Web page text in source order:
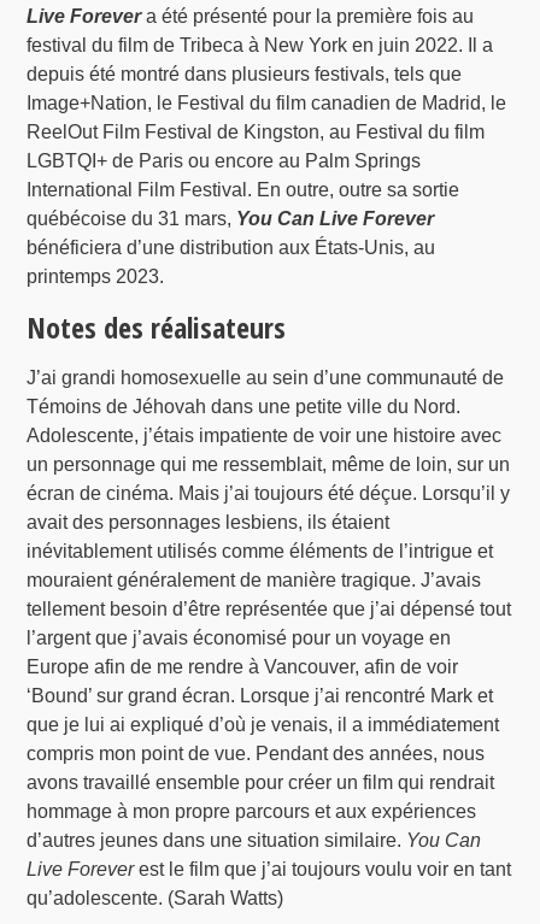
Live Forevera été présenté pour la première fois au
festival du film de Tribeca à New York en juin 2022. Il a
depuis été montré dans plusieurs festivals, tels que
Image+Nation, le Festival du film canadien de Madrid, le
ReelOut Film Festival de Kingston, au Festival du film
LGBTQI+ de Paris ou encore au Palm Springs
International Film Festival. En outre, outre sa sortie
québécoise du 31 mars, You Can Live Forever
bénéficiera d’une distribution aux États-Unis, au
printemps 2023.
Notes des réalisateurs
J’ai grandi homosexuelle au sein d’une communauté de
Témoins de Jéhovah dans une petite ville du Nord.
Adolescente, j’étais impatiente de voir une histoire avec
un personnage qui me ressemblait, même de loin, sur un
écran de cinéma. Mais j’ai toujours été déçue. Lorsqu’il y
avait des personnages lesbiens, ils étaient
inévitablement utilisés comme éléments de l’intrigue et
mouraient généralement de manière tragique. J’avais
tellement besoin d’être représentée que j’ai dépensé tout
l’argent que j’avais économisé pour un voyage en
Europe afin de me rendre à Vancouver, afin de voir
‘Bound’ sur grand écran. Lorsque j’ai rencontré Mark et
que je lui ai expliqué d’où je venais, il a immédiatement
compris mon point de vue. Pendant des années, nous
avons travaillé ensemble pour créer un film qui rendrait
hommage à mon propre parcours et aux expériences
d’autres jeunes dans une situation similaire. You Can
Live Foreverest le film que j’ai toujours voulu voir en tant
qu’adolescente. (Sarah Watts)